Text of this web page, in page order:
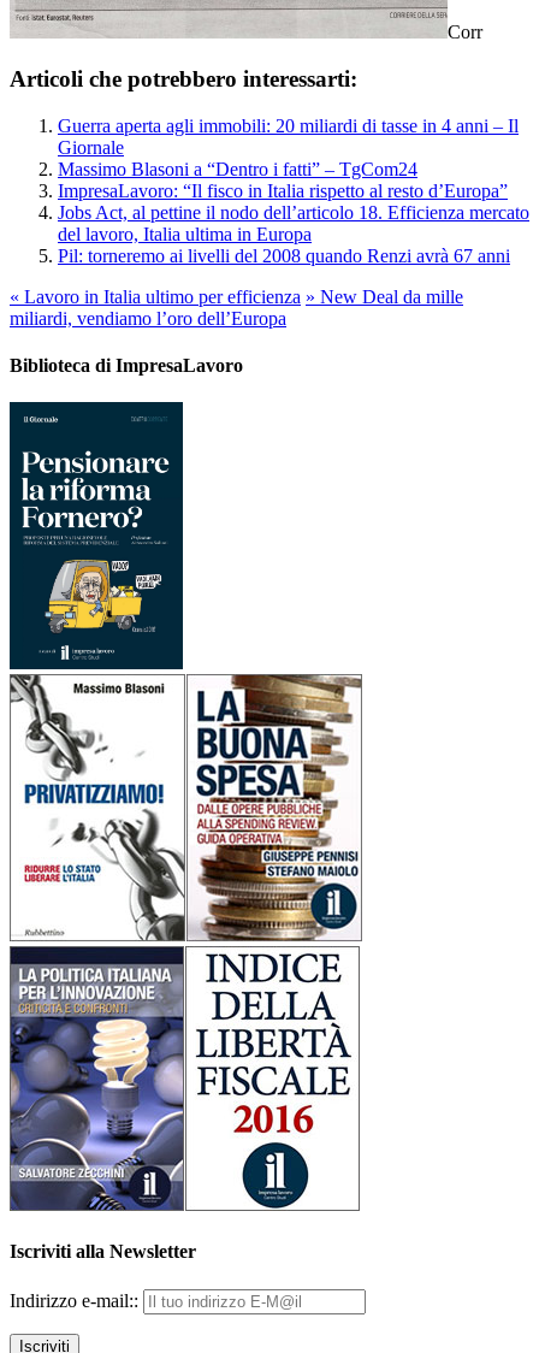
Corr
Articoli che potrebbero interessarti:
Guerra aperta agli immobili: 20 miliardi di tasse in 4 anni – Il
Giornale
Massimo Blasoni a “Dentro i fatti” – TgCom24
ImpresaLavoro: “Il fisco in Italia rispetto al resto d’Europa”
Jobs Act, al pettine il nodo dell’articolo 18. Efficienza mercato
del lavoro, Italia ultima in Europa
Pil: torneremo ai livelli del 2008 quando Renzi avrà 67 anni
« Lavoro in Italia ultimo per efficienza » New Deal da mille
miliardi, vendiamo l’oro dell’Europa
Biblioteca di ImpresaLavoro
Iscriviti alla Newsletter
Indirizzo e-mail::